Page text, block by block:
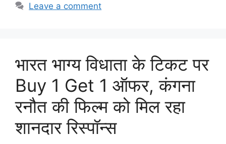
Leave a comment
भारत भाग्य विधाता के टिकट पर
Buy 1 Get 1 ऑफर, कंगना
रनौत की फिल्म को मिल रहा
शानदार रिस्पॉन्स